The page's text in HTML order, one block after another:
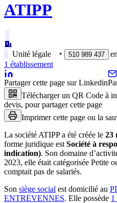
ATIPP
Unité légale ‣ 510 989 437
1 établissement
Partager cette page sur Linkedin
Télécharger un QR Code à
devis, pour partager cette page
Imprimer cette page ou la
La société ATIPP a été créée le 23
forme juridique est Société à
indication). Son domaine
2023, elle était catégorisée Petite
comptait pas de salariés.
Son siège social est domicilié au
ENTREVENNES. Elle possède 1